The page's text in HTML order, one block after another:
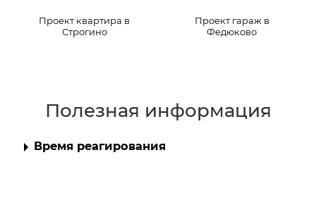
Проект квартира в
Строгино
Проект гараж в
Федюково
Полезная информация
Время реагирования